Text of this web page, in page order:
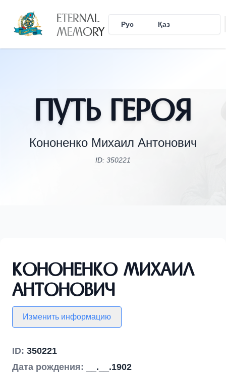
ETERNAL
MEMORY Рус Қаз
Путь Героя
Кононенко Михаил Антонович
ID: 350221
Кононенко Михаил
Антонович
Изменить информацию
ID: 350221
Дата рождения:
__.__.1902